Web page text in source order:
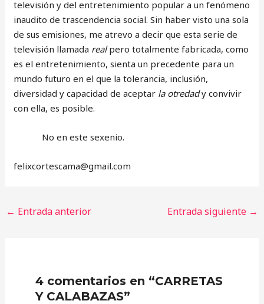
televisión y del entretenimiento popular a un fenómeno
inaudito de trascendencia social. Sin haber visto una sola
de sus emisiones, me atrevo a decir que esta serie de
televisión llamada realpero totalmente fabricada, como
es el entretenimiento, sienta un precedente para un
mundo futuro en el que la tolerancia, inclusión,
diversidad y capacidad de aceptar la otredady convivir
con ella, es posible.
No en este sexenio.
‎felixcortescama@gmail.com
← Entrada anterior Entrada siguiente →
4 comentarios en “CARRETAS
Y CALABAZAS”